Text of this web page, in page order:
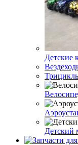
Детские
Детский